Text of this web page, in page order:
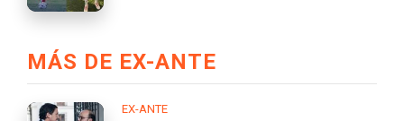
MÁS DE EX-ANTE
EX-ANTE